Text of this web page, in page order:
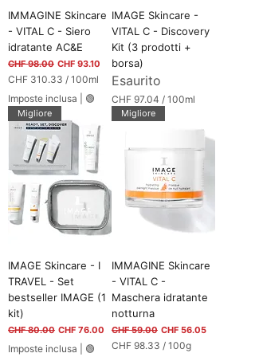
1
0
0
M
i
l
l
i
i
0
G
r
a
m
m
i
IMMAGINE Skincare
- VITAL C - Siero
idratante AC&E
Prezzo regolare
CHF 98.00 Prezzo scontato
CHF 93.10
CHF 310.33 / 100ml
C
H
0
3
3
p
0
0
M
i
l
i
Imposte inclusa 🟢
IMAGE Skincare -
VITAL C - Discovery
Kit (3 prodotti +
borsa)
Esaurito
CHF 97.04 / 100ml
H
1
0
0
M
i
l
l
Migliore
IMAGE Skincare - I
TRAVEL - Set
bestseller IMAGE (1
kit)
Prezzo regolare
CHF 80.00 Prezzo scontato
CHF 76.00
Imposte inclusa 🟢
Migliore
IMMAGINE Skincare
- VITAL C -
Maschera idratante
notturna
Prezzo regolare
CHF 59.00 Prezzo scontato
CHF 56.05
CHF 98.33 / 100g